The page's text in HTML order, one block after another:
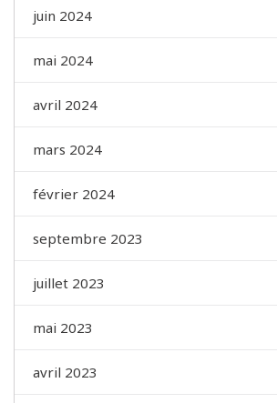
juin 2024
mai 2024
avril 2024
mars 2024
février 2024
septembre 2023
juillet 2023
mai 2023
avril 2023